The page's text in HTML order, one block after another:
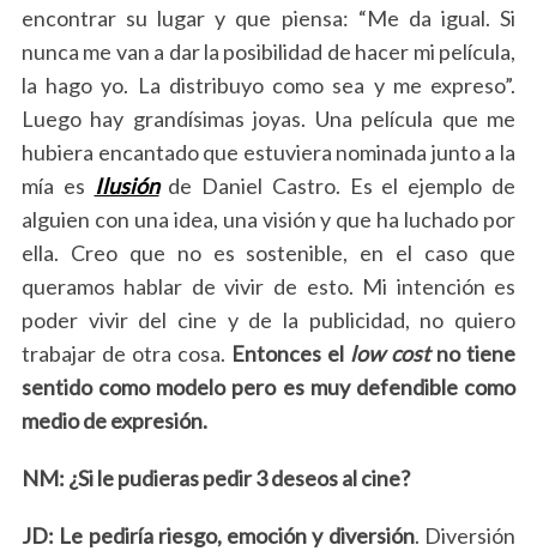
encontrar su lugar y que piensa: “Me da igual. Si
nunca me van a dar la posibilidad de hacer mi película,
la hago yo. La distribuyo como sea y me expreso”.
Luego hay grandísimas joyas. Una película que me
hubiera encantado que estuviera nominada junto a la
mía es Ilusiónde Daniel Castro. Es el ejemplo de
alguien con una idea, una visión y que ha luchado por
ella. Creo que no es sostenible, en el caso que
queramos hablar de vivir de esto. Mi intención es
poder vivir del cine y de la publicidad, no quiero
trabajar de otra cosa. Entonces el low costno tiene
sentido como modelo pero es muy defendible como
medio de expresión.
NM: ¿Si le pudieras pedir 3 deseos al cine?
JD: Le pediría riesgo, emoción y diversión. Diversión